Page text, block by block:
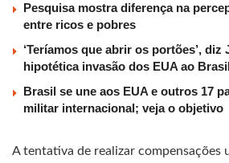
Pesquisa mostra diferença na
entre ricos e pobres
‘Teríamos que abrir os portões’,
hipotética invasão dos EUA ao
Brasil se une aos EUA e outros 17
militar internacional; veja o objetivo
A tentativa de realizar compensações